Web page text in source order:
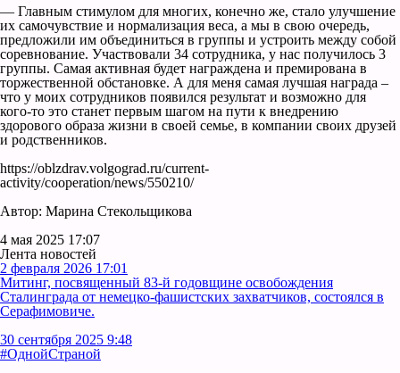
— Главным стимулом для многих, конечно же, стало улучшение
их самочувствие и нормализация веса, а мы в свою очередь,
предложили им объединиться в группы и устроить между собой
соревнование. Участвовали 34 сотрудника, у нас получилось 3
группы. Самая активная будет награждена и премирована в
торжественной обстановке. А для меня самая лучшая награда –
что у моих сотрудников появился результат и возможно для
кого-то это станет первым шагом на пути к внедрению
здорового образа жизни в своей семье, в компании своих друзей
и родственников.
https://oblzdrav.volgograd.ru/current-
activity/cooperation/news/550210/
Автор: Марина Стекольщикова
4 мая 2025 17:07
Лента новостей
2 февраля 2026 17:01
Митинг, посвященный 83-й годовщине освобождения
Сталинграда от немецко-фашистских захватчиков, состоялся в
Серафимовиче.
30 сентября 2025 9:48
#ОднойСтраной